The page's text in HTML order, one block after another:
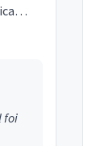
foi